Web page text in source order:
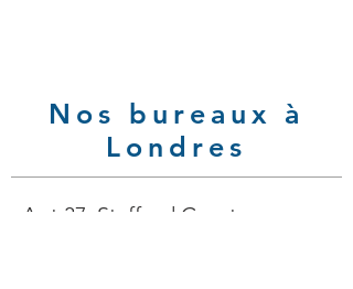
Nos bureaux à
Londres
Apt 37, Stafford Court